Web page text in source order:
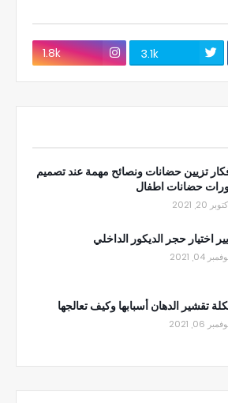
3.1k
1.8k
تزيين حضانات ونصائح مهمة عند تصميم
حضانات اطفال
20, 2021
اختيار حجر الديكور الداخلي
04, 2021
تقشير الدهان أسبابها وكيف تعالجها
06, 2021